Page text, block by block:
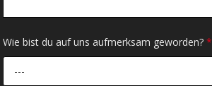
Wie bist du auf uns aufmerksam geworden?*
---